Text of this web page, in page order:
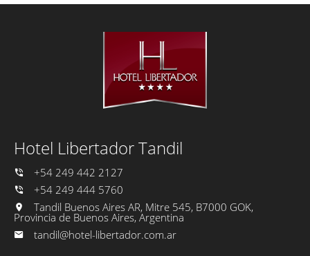
Hotel Libertador Tandil
+54 249 442 2127
+54 249 444 5760
Tandil Buenos Aires AR, Mitre 545, B7000 GOK,
Provincia de Buenos Aires, Argentina
tandil@hotel-libertador.com.ar